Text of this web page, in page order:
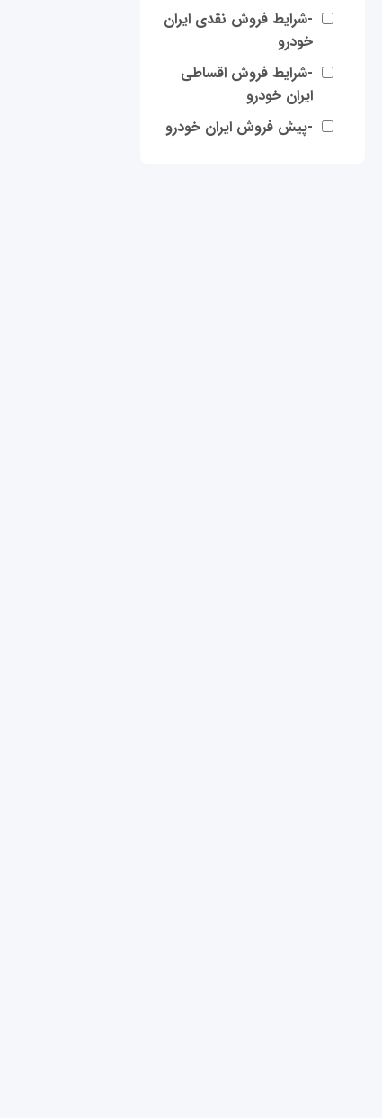
-شرایط فروش نقدی ایران
خودرو
-شرایط فروش اقساطی
ایران خودرو
-پیش فروش ایران خودرو